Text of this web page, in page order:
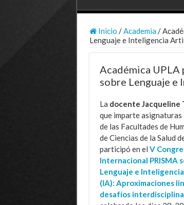
Inicio / Academia /
Lenguaje e Inteligencia
Académica
sobre Lenguaje
La docente Jacqueline
que imparte asignaturas
de las Facultades de
de Ciencias de la Salud
participó en el V
Internacional PRISMA
Lenguaje e
(IA): Aproximaciones
desafíos